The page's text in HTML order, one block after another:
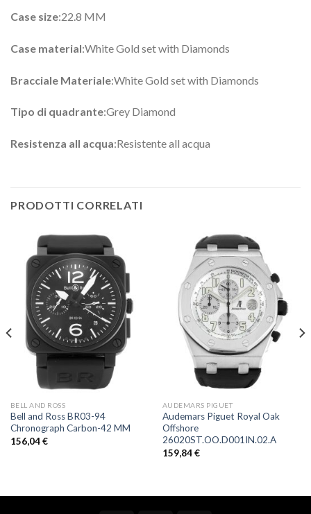
Case size:22.8 MM
Case material:White Gold set with Diamonds
Bracciale Materiale:White Gold set with Diamonds
Tipo di quadrante:Grey Diamond
Resistenza all acqua:Resistente all acqua
PRODOTTI CORRELATI
BELL AND ROSS
Bell and Ross BR03-94
Chronograph Carbon-42 MM
156,04€
AUDEMARS PIGUET
Audemars Piguet Royal Oak
Offshore
26020ST.OO.D001IN.02.A
159,84€